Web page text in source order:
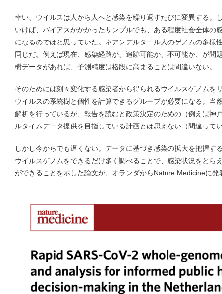
幸い、ウイルスは人から人へと感染を繰り返すたびに変異する。
いけば、バイアスがかかったサンプルでも、ある程度社会全体の
になるのではと思っていた。ネアンデルタール人のゲノムの多様
同じだ。例えば現在、感染経路が、追跡可能か、不可能か、が問
樹データがあれば、予測精度は格段に高まることは間違いない。
そのためには刻々変化する感染者から得られるウイルスゲノムを
ウイルスの系統樹と個性を計算できるグループが必要になる。当
解析を行っているが、報告を読むと政策決定のための（例えば神
ルタイムデータ提供を目指している計画とは思えない（間違って
しかし今からでも遅くない。データに基づき感染の拡大を把握す
ウイルスゲノムをできるだけ多く調べることで、感染状況をとら
ができることを示した論文が、オランダからNature Medicineに発